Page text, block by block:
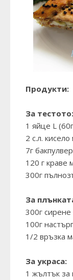
Продукти:
За тестото:
1 яйце L
2 с.л.
7г бакпулвер
120 г краве
300г
За
300г сирене
100г
1/2 връзка
За украса:
1 жълтък за